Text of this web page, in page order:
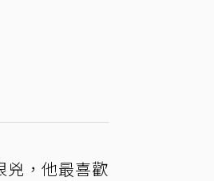
兇，他最喜歡